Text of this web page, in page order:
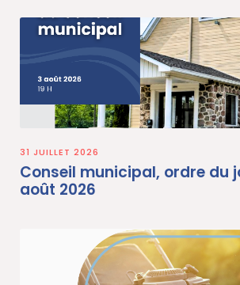
31 JUILLET 2026
Conseil municipal, ordre du
août 2026